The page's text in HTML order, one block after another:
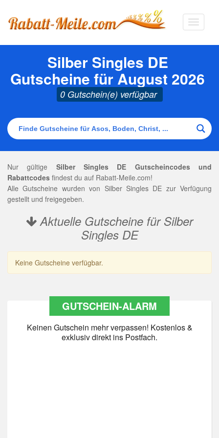
Silber Singles DE
Gutscheine für August 2026
0 Gutschein(e) verfügbar
Nur gültige Silber Singles DE Gutscheincodes und
Rabattcodes findest du auf Rabatt-Meile.com!
Alle Gutscheine wurden von Silber Singles DE zur Verfügung
gestellt und freigegeben.
Aktuelle Gutscheine für Silber
Singles DE
Keine Gutscheine verfügbar.
GUTSCHEIN-ALARM
Keinen Gutschein mehr verpassen! Kostenlos &
exklusiv direkt ins Postfach.